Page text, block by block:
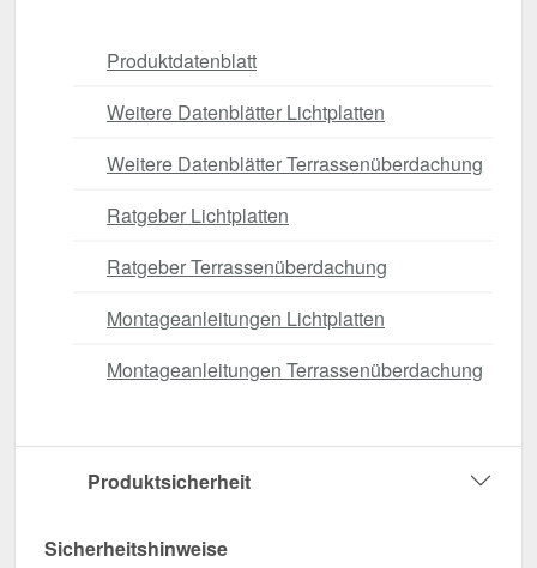
Produktdatenblatt
Weitere Datenblätter Lichtplatten
Weitere Datenblätter Terrassenüberdachung
Ratgeber Lichtplatten
Ratgeber Terrassenüberdachung
Montageanleitungen Lichtplatten
Montageanleitungen Terrassenüberdachung
Produktsicherheit
Sicherheitshinweise